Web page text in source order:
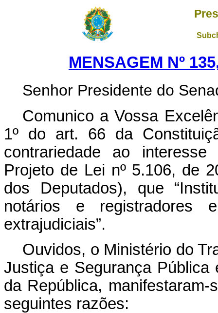
MENSAGEM Nº
Senhor Presidente do
Comunico a Vossa
1º do art. 66 da
contrariedade ao
Projeto de Lei nº 5.106, de
dos Deputados), que
notários e registradores
extrajudiciais”.
Ouvidos, o Ministério do
Justiça e Segurança Pública
da República,
seguintes razões: